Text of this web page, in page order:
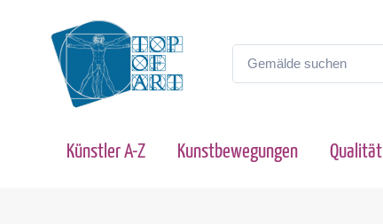
Künstler A-Z Kunstbewegungen Qualität